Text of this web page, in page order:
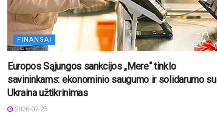
FINANSAI
Europos Sąjungos sankcijos „Mere“ tinklo
savininkams: ekonominio saugumo ir solidarumo su
Ukraina užtikrinimas
2026-07-25